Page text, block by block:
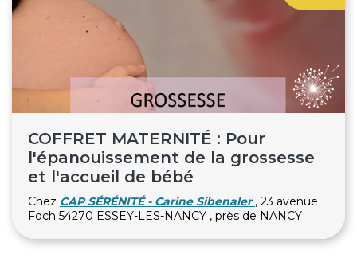
COFFRET MATERNITÉ : Pour
l'épanouissement de la grossesse
et l'accueil de bébé
Chez CAP SÉRÉNITÉ - Carine Sibenaler , 23 avenue
Foch 54270 ESSEY-LES-NANCY , près de NANCY